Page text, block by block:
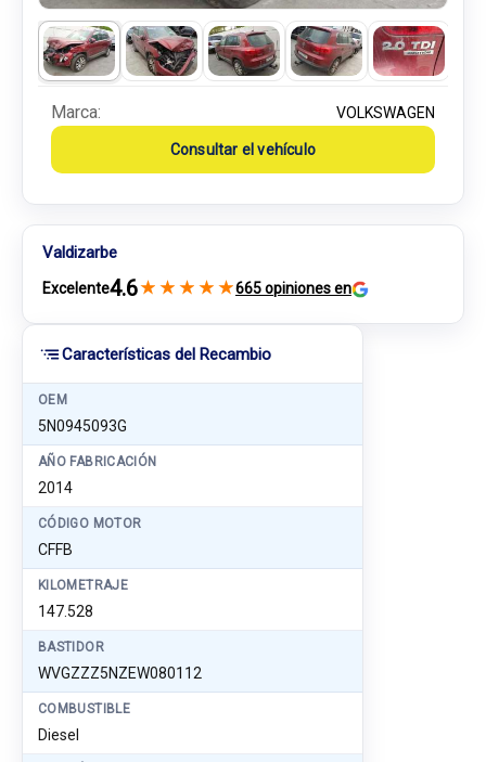
Características del Recambio
OEM
5N0945093G
AÑO FABRICACIÓN
2014
CÓDIGO MOTOR
CFFB
KILOMETRAJE
147.528
BASTIDOR
WVGZZZ5NZEW080112
COMBUSTIBLE
Diesel
Marca: VOLKSWAGEN
Consultar el vehículo
Valdizarbe
Excelente4.6★ ★ ★ ★ ★665 opiniones en